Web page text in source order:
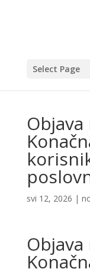
Select Page
svi 12, 2026 |